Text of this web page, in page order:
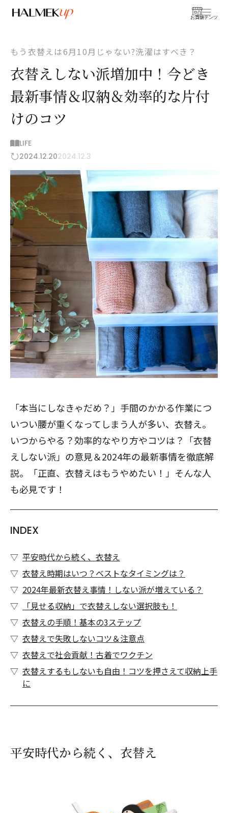
お買物
コンテンツ
もう衣替えは6月10月じゃない?洗濯はすべき？
衣替えしない派増加中！今どき
最新事情＆収納＆効率的な片付
けのコツ
LIFE
2024.12.202024.12.3
「本当にしなきゃだめ？」手間のかかる作業につ
いつい腰が重くなってしまう人が多い、衣替え。
いつからやる？効率的なやり方やコツは？「衣替
えしない派」の意見＆2024年の最新事情を徹底解
説。「正直、衣替えはもうやめたい！」そんな人
も必見です！
INDEX
平安時代から続く、衣替え
衣替え時期はいつ？ベストなタイミングは？
2024年最新衣替え事情！しない派が増えている？
「見せる収納」で衣替えしない選択肢も！
衣替えの手順！基本の3ステップ
衣替えで失敗しないコツ＆注意点
衣替えで社会貢献！古着でワクチン
衣替えするもしないも自由！コツを押さえて収納上手
に
平安時代から続く、衣替え